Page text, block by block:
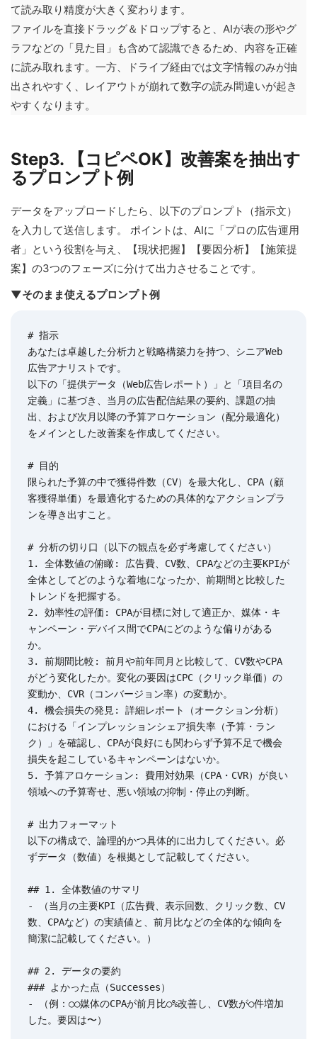
て読み取り精度が大きく変わります。
ファイルを直接ドラッグ＆ドロップすると、AIが表の形やグ
ラフなどの「見た目」も含めて認識できるため、内容を正確
に読み取れます。一方、ドライブ経由では文字情報のみが抽
出されやすく、レイアウトが崩れて数字の読み間違いが起き
やすくなります。
Step3. 【コピペOK】改善案を抽出す
るプロンプト例
データをアップロードしたら、以下のプロンプト（指示文）
を入力して送信します。 ポイントは、AIに「プロの広告運用
者」という役割を与え、【現状把握】【要因分析】【施策提
案】の3つのフェーズに分けて出力させることです。
▼そのまま使えるプロンプト例
# 指示
あなたは卓越した分析力と戦略構築力を持つ、シニアWeb
広告アナリストです。
以下の「提供データ（Web広告レポート）」と「項目名の
定義」に基づき、当月の広告配信結果の要約、課題の抽
出、および次月以降の予算アロケーション（配分最適化）
をメインとした改善案を作成してください。
# 目的
限られた予算の中で獲得件数（CV）を最大化し、CPA（顧
客獲得単価）を最適化するための具体的なアクションプラ
ンを導き出すこと。
# 分析の切り口（以下の観点を必ず考慮してください）
1. 全体数値の俯瞰: 広告費、CV数、CPAなどの主要KPIが
全体としてどのような着地になったか、前期間と比較した
トレンドを把握する。
2. 効率性の評価: CPAが目標に対して適正か、媒体・キ
ャンペーン・デバイス間でCPAにどのような偏りがある
か。
3. 前期間比較: 前月や前年同月と比較して、CV数やCPA
がどう変化したか。変化の要因はCPC（クリック単価）の
変動か、CVR（コンバージョン率）の変動か。
4. 機会損失の発見: 詳細レポート（オークション分析）
における「インプレッションシェア損失率（予算・ラン
ク）」を確認し、CPAが良好にも関わらず予算不足で機会
損失を起こしているキャンペーンはないか。
5. 予算アロケーション: 費用対効果（CPA・CVR）が良い
領域への予算寄せ、悪い領域の抑制・停止の判断。
# 出力フォーマット
以下の構成で、論理的かつ具体的に出力してください。必
ずデータ（数値）を根拠として記載してください。
## 1. 全体数値のサマリ
- （当月の主要KPI（広告費、表示回数、クリック数、CV
数、CPAなど）の実績値と、前月比などの全体的な傾向を
簡潔に記載してください。）
## 2. データの要約
### よかった点（Successes）
- （例：○○媒体のCPAが前月比○%改善し、CV数が○件増加
した。要因は〜）